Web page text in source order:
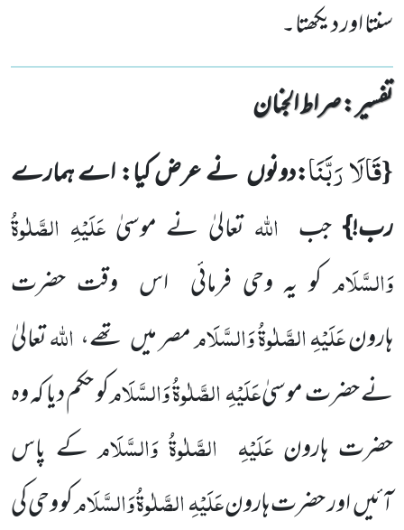
سنتا اور دیکھتا۔
تفسیر : ‎صراط الجنان
{قَالَا رَبَّنَا:دونوںنے عرض کیا: اے ہمارے
رب!} جب اللہ تعالیٰ نے موسیٰعَلَیْہِ الصَّلٰوۃُ
وَالسَّلَامکو یہ وحی فرمائی اس وقت حضرت
ہارونعَلَیْہِالصَّلٰوۃُ وَالسَّلَاممصر میں تھے، اللہتعالیٰ
نےحضرت موسیٰعَلَیْہِالصَّلٰوۃُ وَالسَّلَامکو حکمدیا کہ وہ
حضرت ہارون عَلَیْہِ الصَّلٰوۃُ وَالسَّلَامکے پاس
آئیںاور حضرت ہارونعَلَیْہِالصَّلٰوۃُ وَالسَّلَامکو وحی کی